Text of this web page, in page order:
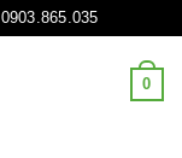
0903.865.035
0